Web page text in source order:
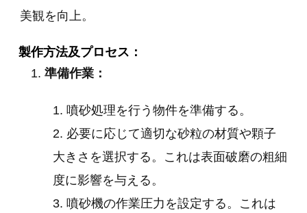
美観を向上。
製作方法及プロセス：
準備作業：
噴砂処理を行う物件を準備する。
必要に応じて適切な砂粒の材質や顆子
大きさを選択する。これは表面破磨の粗細
度に影響を与える。
噴砂機の作業圧力を設定する。これは